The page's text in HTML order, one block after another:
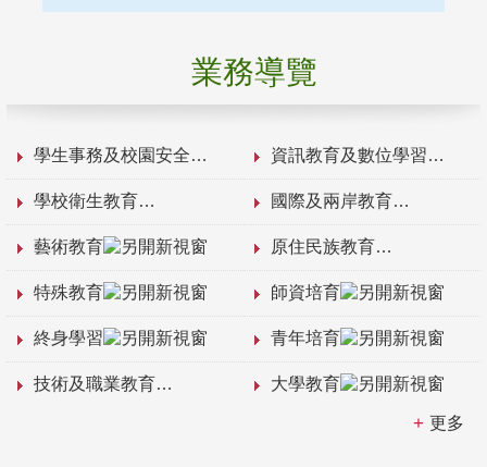
業務導覽
學生事務及校園安全 資訊教育及數位學習
學校衛生教育 國際及兩岸教育
藝術教育 原住民族教育
特殊教育 師資培育
終身學習 青年培育
技術及職業教育 大學教育
更多